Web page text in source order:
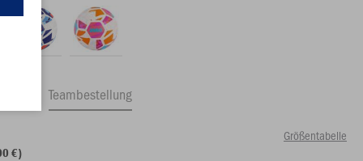
Teambestellung
Größentabelle
€)